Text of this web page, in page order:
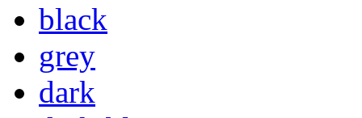
black
grey
dark